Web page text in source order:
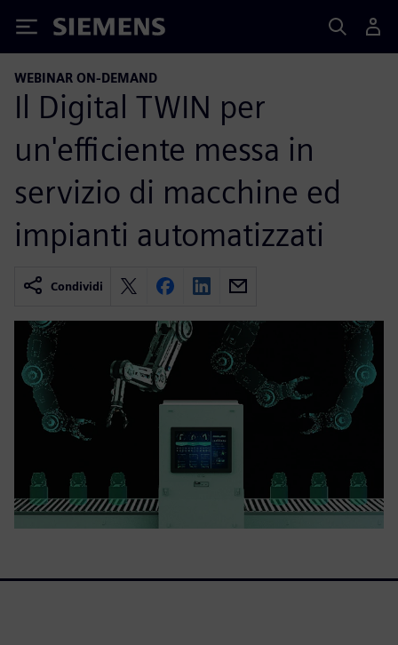
Siemens
WEBINAR ON-DEMAND
Il Digital TWIN per
un'efficiente messa in
servizio di macchine ed
impianti automatizzati
Condividi